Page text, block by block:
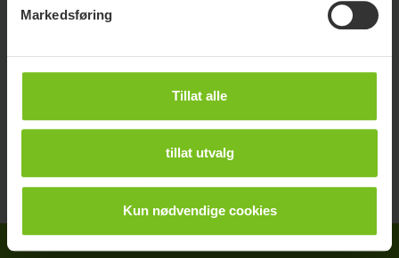
Markedsføring
Tillat alle
tillat utvalg
Kun nødvendige cookies
Følg oss på sosiale medier:
Copyright © 2021 Etac AB. All rights reserved.